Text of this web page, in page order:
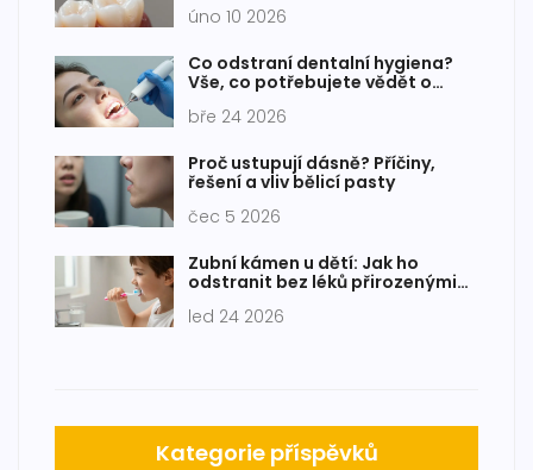
úno 10 2026
Co odstraní dentalní hygiena?
Vše, co potřebujete vědět o
postupech
bře 24 2026
Proč ustupují dásně? Příčiny,
řešení a vliv bělicí pasty
čec 5 2026
Zubní kámen u dětí: Jak ho
odstranit bez léků přirozenými
led 24 2026
Kategorie příspěvků